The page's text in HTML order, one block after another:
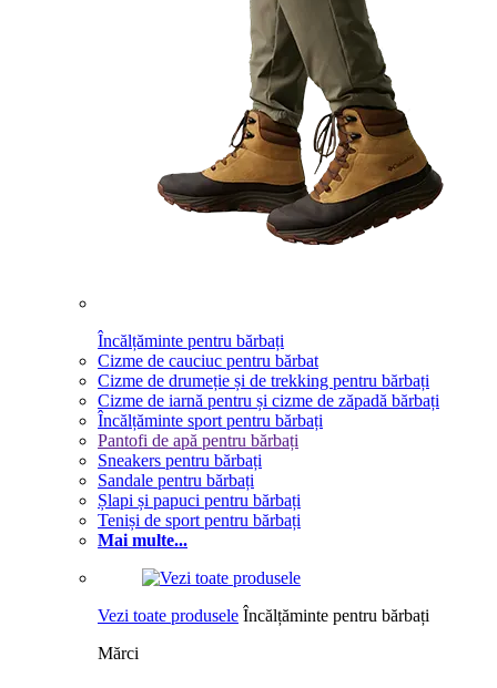
Încălțăminte pentru bărbați
Cizme de cauciuc pentru bărbat
Cizme de drumeție și de trekking pentru bărbați
Cizme de iarnă pentru și cizme de zăpadă bărbați
Încălțăminte sport pentru bărbați
Pantofi de apă pentru bărbați
Sneakers pentru bărbați
Sandale pentru bărbați
Șlapi și papuci pentru bărbați
Teniși de sport pentru bărbați
Mai multe...
Vezi toate produsele Încălțăminte pentru bărbați
Mărci